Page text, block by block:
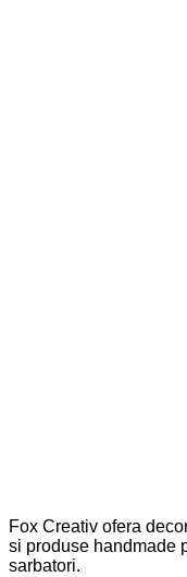
Fox Creativ ofera
si produse handmade
sarbatori.